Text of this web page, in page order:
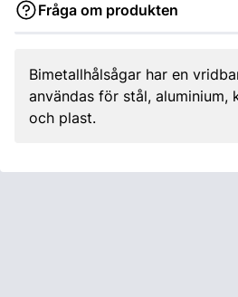
Fråga om produkten
Bimetallhålsågar har en
användas för stål, aluminium,
och plast.